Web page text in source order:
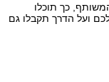
כך תוכלו
ועל הדרך תקבלו גם